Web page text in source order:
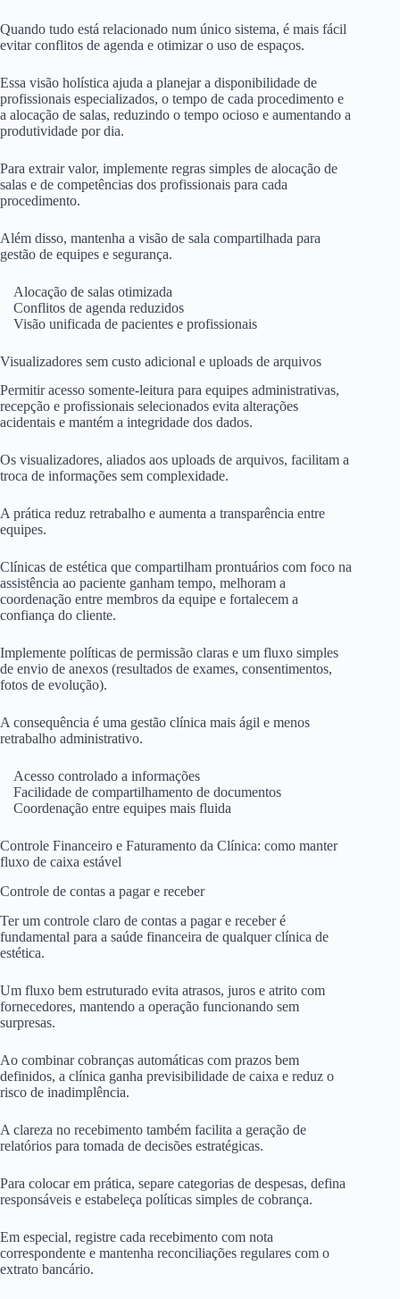
Quando tudo está relacionado num único sistema, é mais fácil
evitar conflitos de agenda e otimizar o uso de espaços.
Essa visão holística ajuda a planejar a disponibilidade de
profissionais especializados, o tempo de cada procedimento e
a alocação de salas, reduzindo o tempo ocioso e aumentando a
produtividade por dia.
Para extrair valor, implemente regras simples de alocação de
salas e de competências dos profissionais para cada
procedimento.
Além disso, mantenha a visão de sala compartilhada para
gestão de equipes e segurança.
Alocação de salas otimizada
Conflitos de agenda reduzidos
Visão unificada de pacientes e profissionais
Visualizadores sem custo adicional e uploads de arquivos
Permitir acesso somente-leitura para equipes administrativas,
recepção e profissionais selecionados evita alterações
acidentais e mantém a integridade dos dados.
Os visualizadores, aliados aos uploads de arquivos, facilitam a
troca de informações sem complexidade.
A prática reduz retrabalho e aumenta a transparência entre
equipes.
Clínicas de estética que compartilham prontuários com foco na
assistência ao paciente ganham tempo, melhoram a
coordenação entre membros da equipe e fortalecem a
confiança do cliente.
Implemente políticas de permissão claras e um fluxo simples
de envio de anexos (resultados de exames, consentimentos,
fotos de evolução).
A consequência é uma gestão clínica mais ágil e menos
retrabalho administrativo.
Acesso controlado a informações
Facilidade de compartilhamento de documentos
Coordenação entre equipes mais fluida
Controle Financeiro e Faturamento da Clínica: como manter
fluxo de caixa estável
Controle de contas a pagar e receber
Ter um controle claro de contas a pagar e receber é
fundamental para a saúde financeira de qualquer clínica de
estética.
Um fluxo bem estruturado evita atrasos, juros e atrito com
fornecedores, mantendo a operação funcionando sem
surpresas.
Ao combinar cobranças automáticas com prazos bem
definidos, a clínica ganha previsibilidade de caixa e reduz o
risco de inadimplência.
A clareza no recebimento também facilita a geração de
relatórios para tomada de decisões estratégicas.
Para colocar em prática, separe categorias de despesas, defina
responsáveis e estabeleça políticas simples de cobrança.
Em especial, registre cada recebimento com nota
correspondente e mantenha reconciliações regulares com o
extrato bancário.